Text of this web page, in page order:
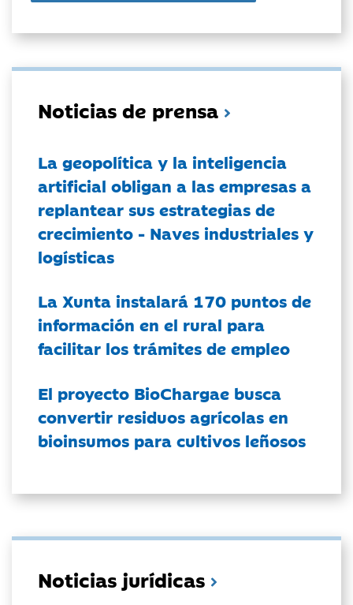
Noticias de prensa
La geopolítica y la inteligencia
artificial obligan a las empresas a
replantear sus estrategias de
crecimiento - Naves industriales y
logísticas
La Xunta instalará 170 puntos de
información en el rural para
facilitar los trámites de empleo
El proyecto BioChargae busca
convertir residuos agrícolas en
bioinsumos para cultivos leñosos
Noticias jurídicas